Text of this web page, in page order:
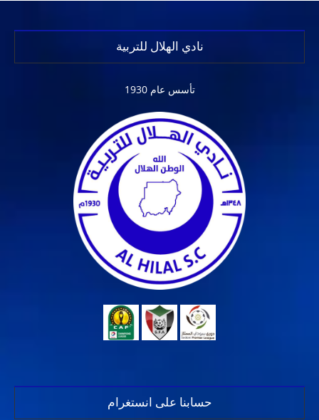
نادي الهلال للتربية
تأسس عام 1930
حسابنا على انستغرام